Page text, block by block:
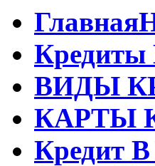
Главная
Кредиты
ВИДЫ
КАРТЫ
Кредит